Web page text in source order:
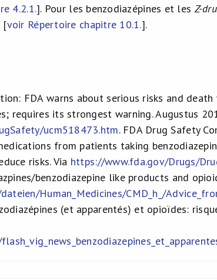
4.2.1.]. Pour les benzodiazépines et les Z-
[voir Répertoire chapitre 10.1.].
FDA warns about serious risks and
requires its strongest warning. Augustus
ucm518473.htm. FDA Drug Safety
from patients taking
risks. Via https://www.fda.gov/Drugs/
benzodiazepine like products and
Human_Medicines/CMD_h_/
(et apparentés) et opioïdes: